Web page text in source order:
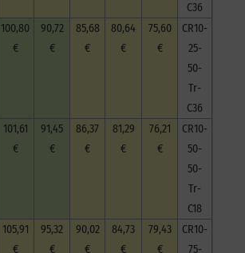
C36
100,80
€
90,72
€
85,68
€
80,64
€
75,60
€
CR10-
25-
50-
Tr-
C36
101,61
€
91,45
€
86,37
€
81,29
€
76,21
€
CR10-
50-
50-
Tr-
C18
105,91
€
95,32
€
90,02
€
84,73
€
79,43
€
CR10-
75-